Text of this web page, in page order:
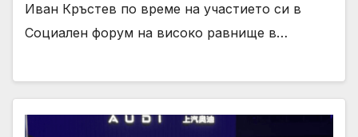
Иван Кръстев по време на участието си в
Социален форум на високо равнище в…